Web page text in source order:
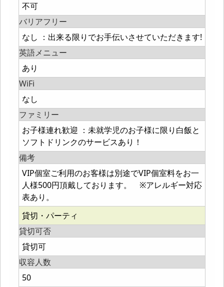
不可
バリアフリー
なし ：出来る限りでお手伝いさせていただきます!
英語メニュー
あり
WiFi
なし
ファミリー
お子様連れ歓迎 ：未就学児のお子様に限り白飯と
ソフトドリンクのサービスあり！
備考
VIP個室ご利用のお客様は別途でVIP個室料をお一
人様500円頂戴しております。 ※アレルギー対応
表あり。
貸切・パーティ
貸切可否
貸切可
収容人数
50